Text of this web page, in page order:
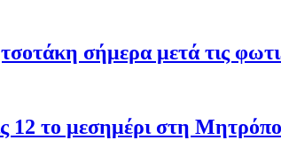
σήμερα μετά τις
12 το μεσημέρι στη